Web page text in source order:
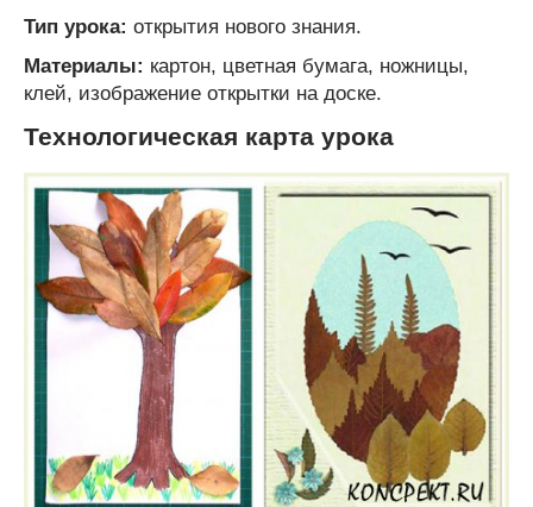
Тип урока: открытия нового знания.
Материалы: картон, цветная бумага, ножницы,
клей, изображение открытки на доске.
Технологическая карта урока